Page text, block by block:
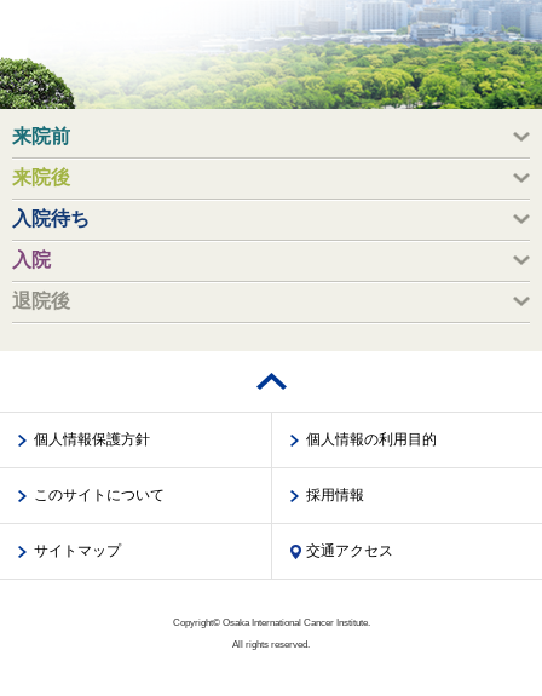
来院前
来院後
入院待ち
入院
退院後
個人情報保護方針 個人情報の利用目的
このサイトについて 採用情報
サイトマップ 交通アクセス
Copyright© Osaka International Cancer Institute.
All rights reserved.